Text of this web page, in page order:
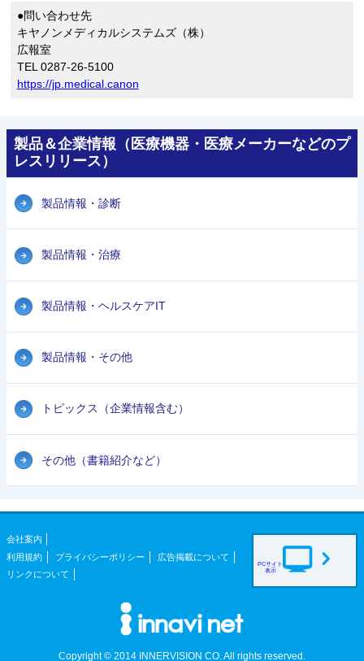
●問い合わせ先
キヤノンメディカルシステムズ（株）
広報室
TEL 0287-26-5100
https://jp.medical.canon
製品＆企業情報（医療機器・医療メーカーなどのプ
レスリリース）
製品情報・診断
製品情報・治療
製品情報・ヘルスケアIT
製品情報・その他
トピックス（企業情報含む）
その他（書籍紹介など）
会社案内
利用規約
プライバシーポリシー
広告掲載について
リンクについて
PCサイト
表示
Copyright © 2014 INNERVISION CO. All rights reserved.